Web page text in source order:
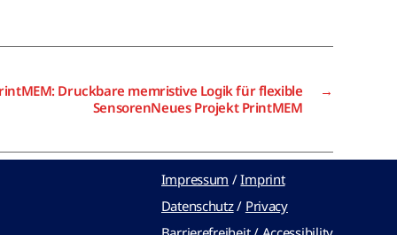
→
Druckbare memristive Logik für flexible
SensorenNeues Projekt PrintMEM
Impressum /Imprint
Datenschutz/ Privacy